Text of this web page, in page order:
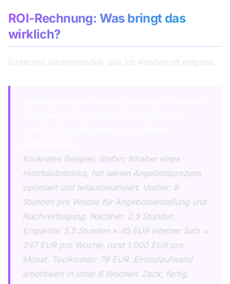
ROI-Rechnung: Was bringt das
wirklich?
Einfaches Rechenmodell, das ich Kunden oft mitgebe:
Konkretes Beispiel: Stefan, Inhaber eines
Holzbaubetriebs, hat seinen Angebotsprozess
optimiert und teilautomatisiert. Vorher: 8
Stunden pro Woche für Angebotserstellung und
Nachverfolgung. Nachher: 2,5 Stunden.
Ersparnis: 5,5 Stunden × 45 EUR interner Satz =
247 EUR pro Woche, rund 1.000 EUR pro
Monat. Toolkosten: 79 EUR. Einmalaufwand
amortisiert in unter 6 Wochen. Zack, fertig.